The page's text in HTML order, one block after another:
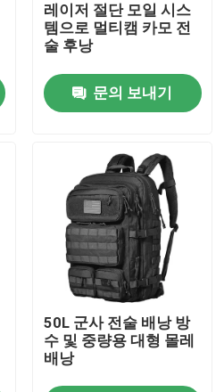
레이저 절단 모일 시스
템으로 멀티캠 카모 전
술 후낭
문의 보내기
50L 군사 전술 배낭 방
수 및 중량용 대형 몰레
배낭